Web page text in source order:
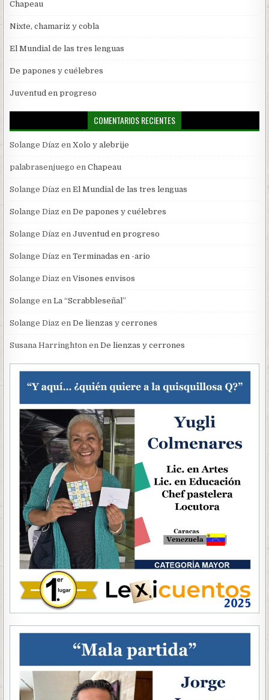
Chapeau
Nixte, chamariz y cobla
El Mundial de las tres lenguas
De papones y cuélebres
Juventud en progreso
COMENTARIOS RECIENTES
Solange Díaz enXolo y alebrije
palabrasenjuego enChapeau
Solange Díaz enEl Mundial de las tres lenguas
Solange Diaz enDe papones y cuélebres
Solange Díaz enJuventud en progreso
Solange Díaz enTerminadas en -ario
Solange Diaz enVisones envisos
Solange enLa “Scrabbleseñal”
Solange Diaz enDe lienzas y cerrones
Susana Harringhton enDe lienzas y cerrones